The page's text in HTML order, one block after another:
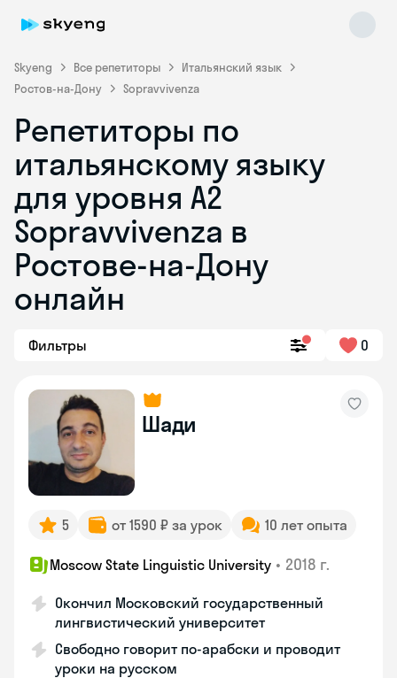
Skyeng Все репетиторы
Итальянский язык
Ростов-на-Дону
Sopravvivenza
Репетиторы по
итальянскому языку
для уровня A2
Sopravvivenza в
Ростове-на-Дону
онлайн
Фильтры 0
Шади
5 от 1590 ₽ за урок 10 лет опыта
Moscow State Linguistic University • 2018 г.
Окончил Московский государственный
лингвистический университет
Свободно говорит по-арабски и проводит
уроки на русском
Skyeng Chat